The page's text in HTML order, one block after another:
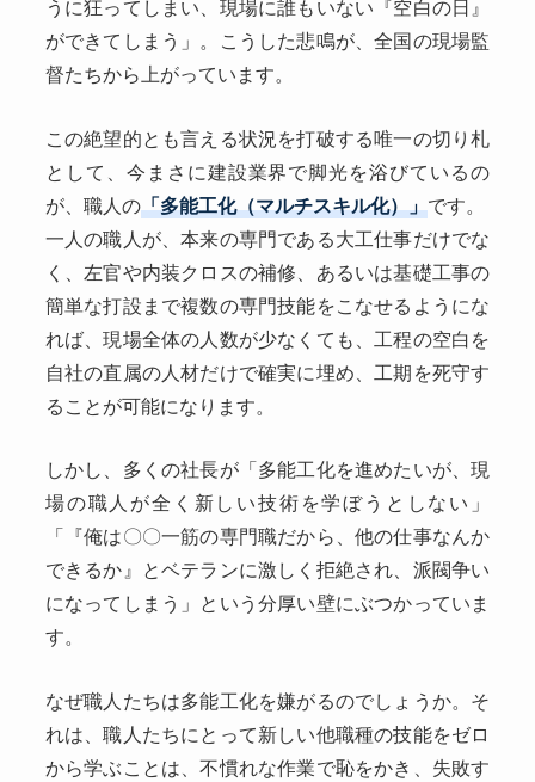
うに狂ってしまい、現場に誰もいない『空白の日』
ができてしまう」。こうした悲鳴が、全国の現場監
督たちから上がっています。
この絶望的とも言える状況を打破する唯一の切り札
として、今まさに建設業界で脚光を浴びているの
が、職人の「多能工化（マルチスキル化）」です。
一人の職人が、本来の専門である大工仕事だけでな
く、左官や内装クロスの補修、あるいは基礎工事の
簡単な打設まで複数の専門技能をこなせるようにな
れば、現場全体の人数が少なくても、工程の空白を
自社の直属の人材だけで確実に埋め、工期を死守す
ることが可能になります。
しかし、多くの社長が「多能工化を進めたいが、現
場の職人が全く新しい技術を学ぼうとしない」
「『俺は〇〇一筋の専門職だから、他の仕事なんか
できるか』とベテランに激しく拒絶され、派閥争い
になってしまう」という分厚い壁にぶつかっていま
す。
なぜ職人たちは多能工化を嫌がるのでしょうか。そ
れは、職人たちにとって新しい他職種の技能をゼロ
から学ぶことは、不慣れな作業で恥をかき、失敗す